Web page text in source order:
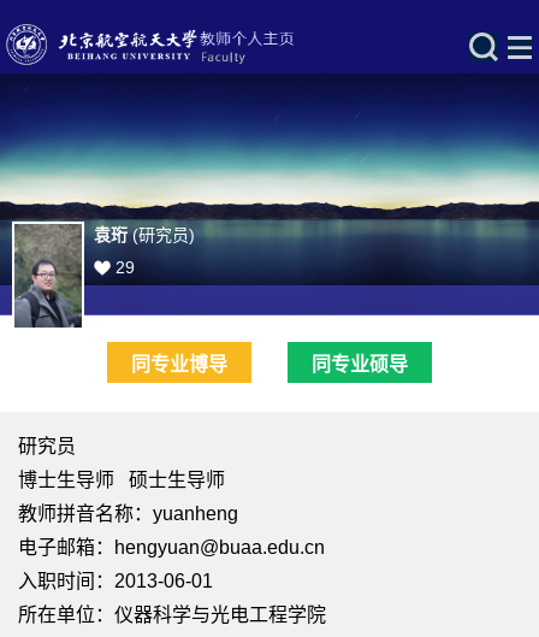
袁珩(研究员)
29
同专业博导 同专业硕导
研究员
博士生导师 硕士生导师
教师拼音名称：yuanheng
电子邮箱：
hengyuan@buaa.edu.cn
入职时间：2013-06-01
所在单位：仪器科学与光电工程学院